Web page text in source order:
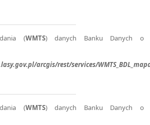
(WMTS) danych Banku Danych o
arcgis/rest/services/
(WMTS) danych Banku Danych o